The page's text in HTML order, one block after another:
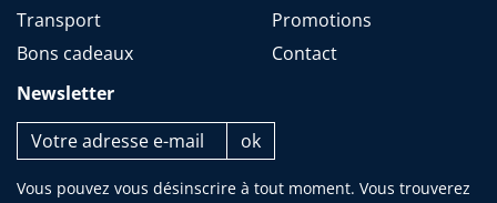
Transport
Bons cadeaux
Promotions
Contact
Newsletter
Vous pouvez vous désinscrire à tout moment. Vous trouverez